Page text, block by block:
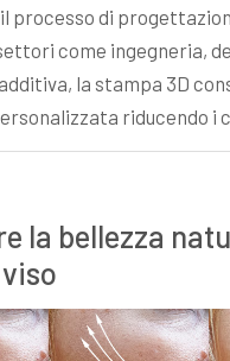
processo di
come ingegneria,
la stampa 3D
riducendo i
la bellezza